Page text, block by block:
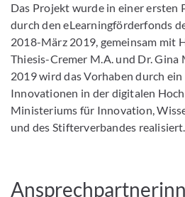
Das Projekt wurde in einer ersten
durch den eLearningförderfonds
2018-März 2019, gemeinsam mit
Thiesis-Cremer M.A. und Dr. Gina
2019 wird das Vorhaben durch
Innovationen in der digitalen
Ministeriums für Innovation,
und des Stifterverbandes realisiert.